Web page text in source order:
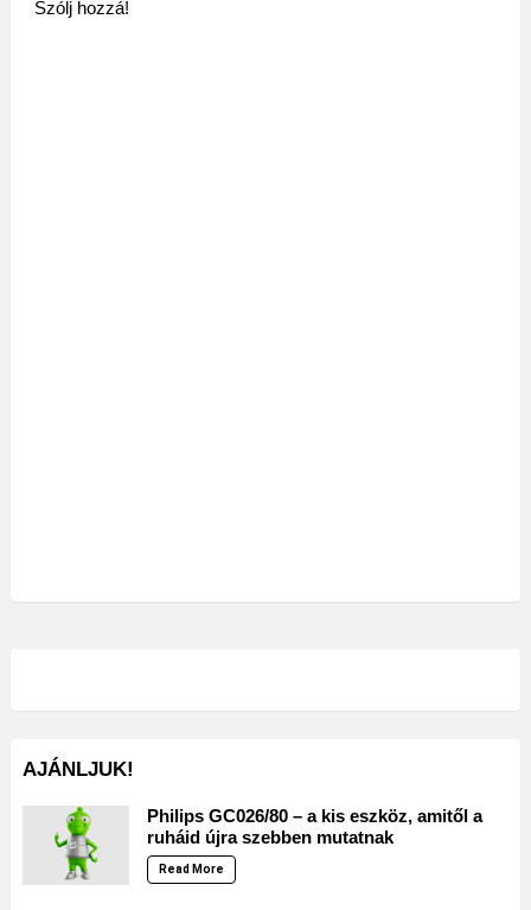
Szólj hozzá!
AJÁNLJUK!
Philips GC026/80 – a kis eszköz, amitől a
ruháid újra szebben mutatnak
Read More